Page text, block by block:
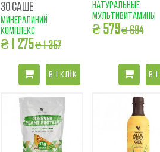
30 САШЕ
минералиний
комплекс
₴ 1 275₴ 1 357
В 1 КЛІК
натуральные
мультивитамины
₴ 579₴ 694
В